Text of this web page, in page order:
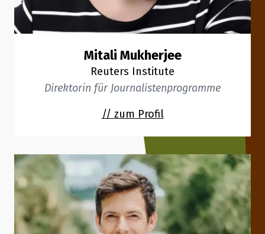
Mitali Mukherjee
Reuters Institute
Direktorin für Journalistenprogramme
// zum Profil